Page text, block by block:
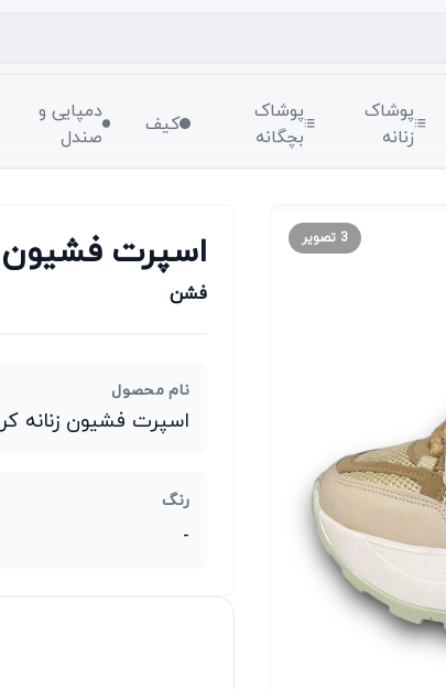
پوشاک
زنانه
پوشاک
بچگانه
کیف
دمپایی و
صندل
3 تصویر اسپرت فشیون
فشن
نام محصول
اسپرت فشیون زنانه
رنگ
-